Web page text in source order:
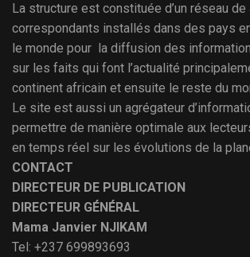
La structure est constituée d’un réseau
correspondants installés dans des pays
le monde pour la diffusion des
sur les faits qui font l’actualité
continent africain et ensuite le reste du
Le site est aussi un agrégateur
permettre de manière optimale aux
en temps réel sur les évolutions de la
CONTACT
DIRECTEUR DE PUBLICATION
DIRECTEUR GÉNÉRAL
Mama Janvier NJIKAM
Tel: +237 699893693